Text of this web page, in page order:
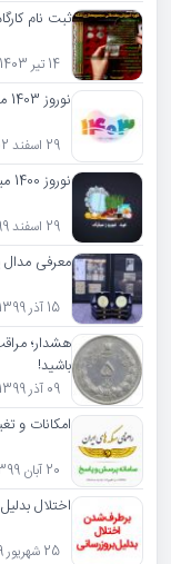
ثبت نام
14 تیر 1403 - 34464 بازدید - 23 نظر
نوروز 1403 مبارک باد
29 اسفند 1402 - 16069 بازدید
نوروز 1400 مبارک باد
29 اسفند 1399 - 19545 بازدید - 2 نظر
معرفی مدال
15 آذر 1399 - 26971 بازدید - 2 نظر
باشید!
09 آذر 1399 - 78218 بازدید - 60 نظر
امکانات و
20 آبان 1399 - 26616 بازدید - 20 نظر
اختلال
25 شهریور 1399 - 19442 بازدید - 6 نظر